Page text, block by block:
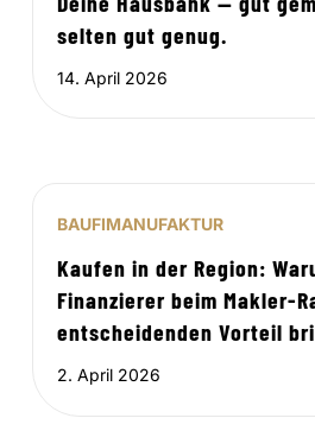
selten gut genug.
14. April 2026
BAUFIMANUFAKTUR
Kaufen in der Region:
Finanzierer beim Makler-
entscheidenden Vorteil
2. April 2026